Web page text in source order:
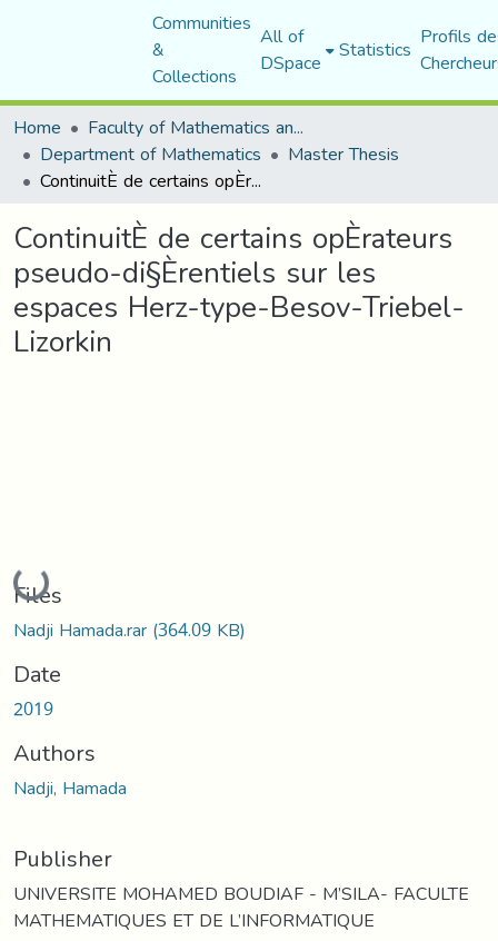
Communities
&
Collections
All of
DSpace Statistics Profils
Home
Faculty of Mathematics and Computer Science
Department of Mathematics Master Thesis
ContinuitÈ de certains opÈrateurs pseudo-di§Èrentiels sur les espaces Herz-type-Besov-Triebel-Lizorkin
ContinuitÈ de certains opÈrateurs
pseudo-di§Èrentiels sur les
espaces Herz-type-Besov-Triebel-
Lizorkin
Loading...
Files
Nadji Hamada.rar(364.09 KB)
Date
2019
Authors
Nadji, Hamada
Publisher
UNIVERSITE MOHAMED BOUDIAF - M’SILA- FACULTE
MATHEMATIQUES ET DE L’INFORMATIQUE